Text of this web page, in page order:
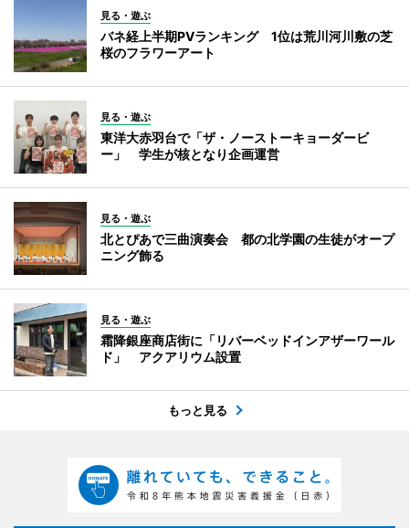
見る・遊ぶ
バネ経上半期PVランキング 1位は荒川河川敷の芝
桜のフラワーアート
見る・遊ぶ
東洋大赤羽台で「ザ・ノーストーキョーダービ
ー」 学生が核となり企画運営
見る・遊ぶ
北とぴあで三曲演奏会 都の北学園の生徒がオープ
ニング飾る
見る・遊ぶ
霜降銀座商店街に「リバーベッドインアザーワール
ド」 アクアリウム設置
もっと見る